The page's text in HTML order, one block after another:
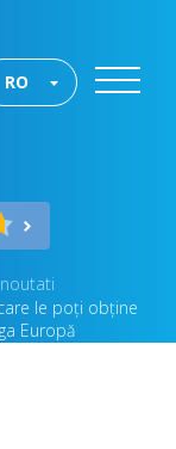
RO
le poți obține
Europă